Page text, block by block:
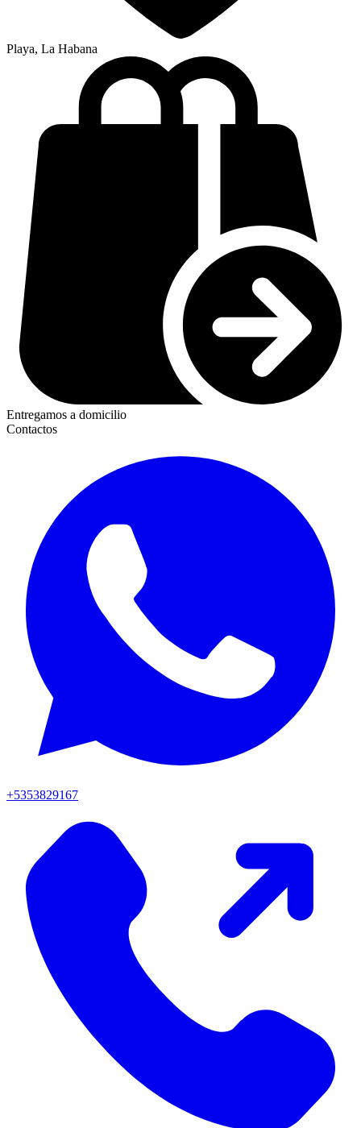
Playa, La Habana
Entregamos a domicilio
Contactos
+5353829167